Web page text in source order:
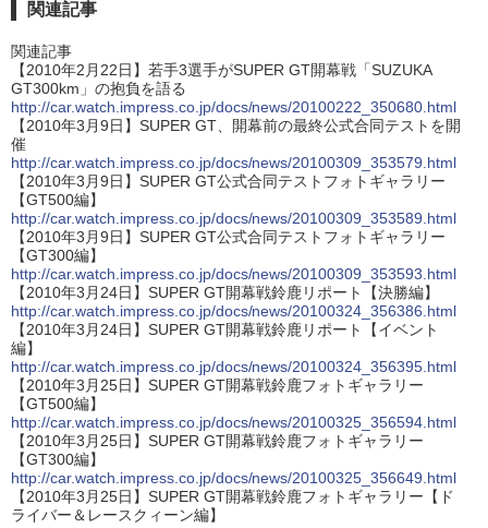
関連記事
関連記事
【2010年2月22日】若手3選手がSUPER GT開幕戦「SUZUKA
GT300km」の抱負を語る
http://car.watch.impress.co.jp/docs/news/20100222_350680.html
【2010年3月9日】SUPER GT、開幕前の最終公式合同テストを開
催
http://car.watch.impress.co.jp/docs/news/20100309_353579.html
【2010年3月9日】SUPER GT公式合同テストフォトギャラリー
【GT500編】
http://car.watch.impress.co.jp/docs/news/20100309_353589.html
【2010年3月9日】SUPER GT公式合同テストフォトギャラリー
【GT300編】
http://car.watch.impress.co.jp/docs/news/20100309_353593.html
【2010年3月24日】SUPER GT開幕戦鈴鹿リポート【決勝編】
http://car.watch.impress.co.jp/docs/news/20100324_356386.html
【2010年3月24日】SUPER GT開幕戦鈴鹿リポート【イベント
編】
http://car.watch.impress.co.jp/docs/news/20100324_356395.html
【2010年3月25日】SUPER GT開幕戦鈴鹿フォトギャラリー
【GT500編】
http://car.watch.impress.co.jp/docs/news/20100325_356594.html
【2010年3月25日】SUPER GT開幕戦鈴鹿フォトギャラリー
【GT300編】
http://car.watch.impress.co.jp/docs/news/20100325_356649.html
【2010年3月25日】SUPER GT開幕戦鈴鹿フォトギャラリー【ド
ライバー＆レースクィーン編】